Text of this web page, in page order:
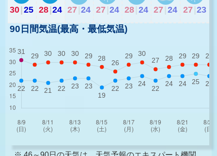
30|25 28|24 27 24 27 24 28 24 27 24 27 23
90日間気温(最高・最低気温)